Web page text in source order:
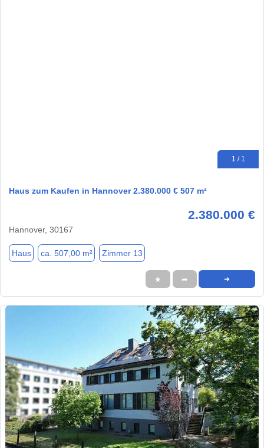
1 / 1
Haus zum Kaufen in Hannover 2.380.000 € 507 m²
2.380.000 €
Hannover, 30167
Haus ca. 507,00 m² Zimmer 13
★ ➦ ➜